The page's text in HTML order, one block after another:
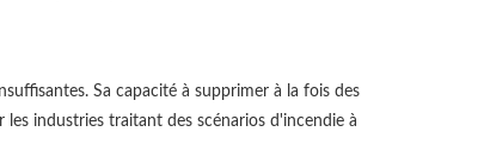
Sa capacité à supprimer à la fois des
industries traitant des scénarios d'incendie à